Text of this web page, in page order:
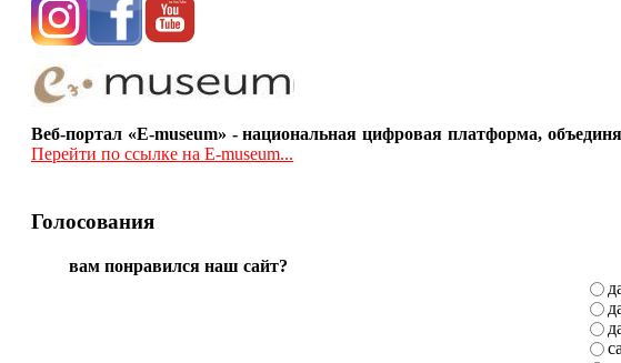
Веб-портал «E-museum» - национальная цифровая платформа,
Перейти по ссылке на E-museum...
Голосования
вам понравился наш сайт?